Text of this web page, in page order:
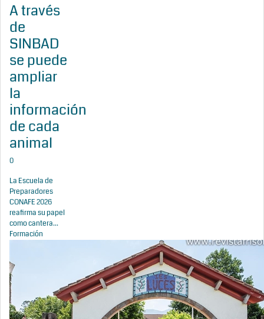
A través
de
SINBAD
se puede
ampliar
la
información
de cada
animal
0
La Escuela de
Preparadores
CONAFE 2026
reafirma su papel
como cantera...
Formación